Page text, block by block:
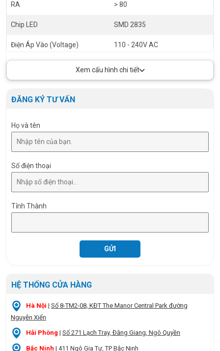
RA > 80
Chip LED SMD 2835
Điện Áp Vào (Voltage) 110 - 240V AC
Xem cấu hình chi tiết
ĐĂNG KÝ TƯ VẤN
Họ và tên
Số điện thoại
Tỉnh Thành
HỆ THỐNG CỬA HÀNG
Hà Nội | Số 8-TM2-08, KĐT The Manor Central Park đường
Nguyễn Xiển
Hải Phòng | Số 271 Lạch Tray, Đằng Giang, Ngô Quyền
Bắc Ninh | 411 Ngô Gia Tự, TP Bắc Ninh